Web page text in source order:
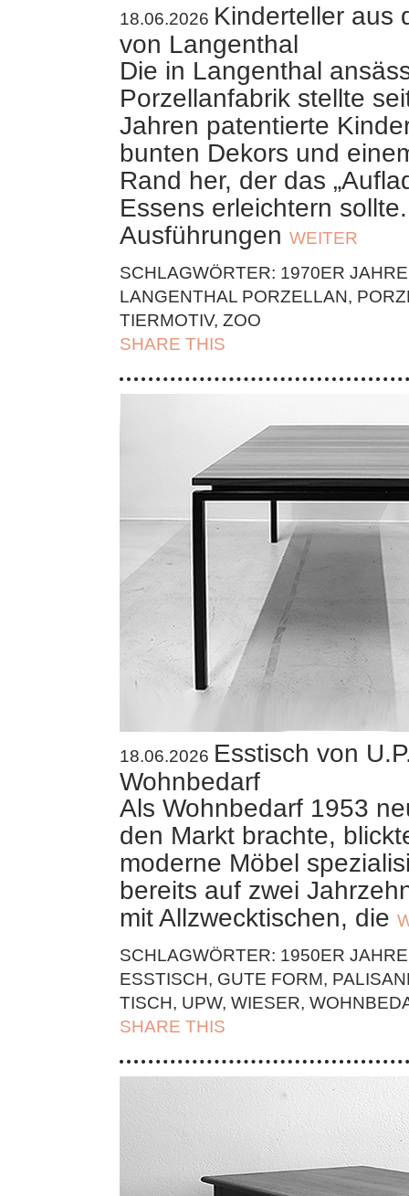
18.06.2026 Kinderteller aus
von Langenthal
Die in Langenthal
Porzellanfabrikstellte
Jahren patentierte
bunten Dekors und
Rand her, der das
Essens erleichtern
Ausführungen WEITER
SCHLAGWÖRTER: 1970ER JAHRE
LANGENTHAL PORZELLAN,
TIERMOTIV, ZOO
SHARE THIS
18.06.2026 Esstisch von
Wohnbedarf
Als Wohnbedarf 1953
den Markt brachte,
moderne Möbel
bereits auf zwei
mit Allzwecktischen, die
SCHLAGWÖRTER: 1950ER JAHRE
ESSTISCH, GUTE FORM,
TISCH, UPW, WIESER,
SHARE THIS